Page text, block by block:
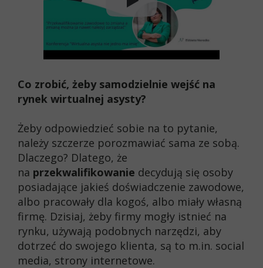
Co zrobić, żeby samodzielnie wejść na
rynek wirtualnej asysty?
Żeby odpowiedzieć sobie na to pytanie,
należy szczerze porozmawiać sama ze sobą.
Dlaczego? Dlatego, że
na przekwalifikowanie decydują się osoby
posiadające jakieś doświadczenie zawodowe,
albo pracowały dla kogoś, albo miały własną
firmę. Dzisiaj, żeby firmy mogły istnieć na
rynku, używają podobnych narzędzi, aby
dotrzeć do swojego klienta, są to m.in. social
media, strony internetowe.